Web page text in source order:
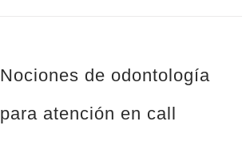
Nociones de odontología
para atención en call